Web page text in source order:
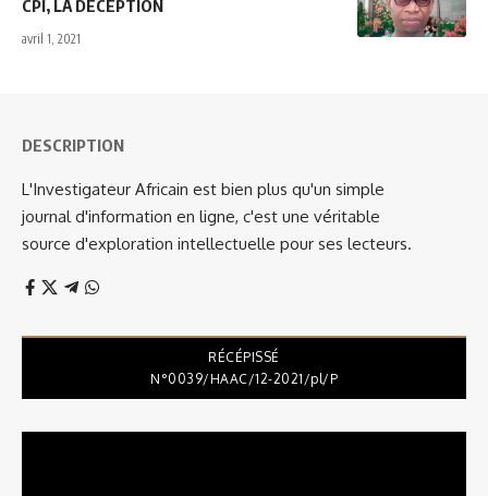
CPI, LA DÉCEPTION
avril 1, 2021
DESCRIPTION
L'Investigateur Africain est bien plus qu'un simple
journal d'information en ligne, c'est une véritable
source d'exploration intellectuelle pour ses lecteurs.
RÉCÉPISSÉ
N°0039/HAAC/12-2021/pl/P